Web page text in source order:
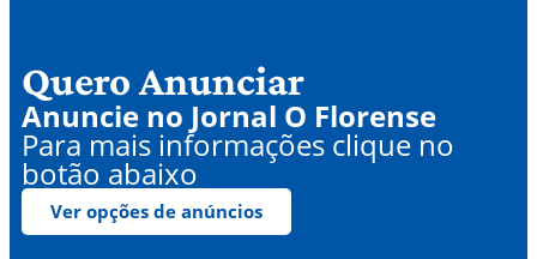
Quero Anunciar
Anuncie no Jornal O Florense
Para mais informações clique no
botão abaixo
Ver opções de anúncios